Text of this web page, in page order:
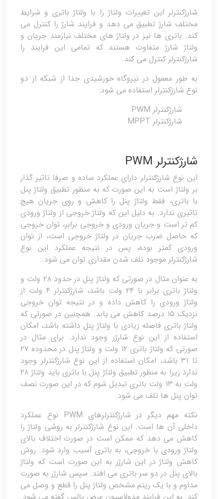
شارژکنترلر این تغییرات ولتاژ را با ولتاژ باتری و شرایط
مختلف شارژ تطبیق می دهد و فرایند شارژ را کنترل می
کند. باتری ها نیز در ولتاژ های مختلف نیازمند جریان و
ولتاژ شارژ متفاوت هستند که تمامی این فرایند را
شارژکنترلر کنترل می کند.
به طور معمول در نیروگاه خورشیدی جدا از شبکه از دو
نوع شارژکنترلر استفاده می شود:
شارژکنترلر PWM
شارژکنترلر MPPT
شارژکنترلر PWM
این نوع شارژکنترلر دارای عملکرد ساده و صرفا تاثیر گذار
بر ولتاژ است به این صورت که به منظور تطبیق ولتاژ پنل
با باتری، فقط ولتاژ پنل را کاهش و روی جریان هیچ
تاثیری ندارد. به دلیل این که ولتاژ خروجی از ولتاژ ورودی
کم تر است و جریان ورودی و خروجی برابر، توان خروجی
که حاصل ضرب جریان در ولتاژ خروجی است، از توان
ورودی کمتر بوده، پس در نتیجه عملکرد این نوع
شارژکنترلر موجود تلف شدن مقداری توان می شود.
به عنوان مثال در صورتی که ولتاژ پنل در حدود ۲۸ ولت و
ولتاژ باتری برابر با ۲۴ ولت باشد، شارژکنترلر ۴ ولت از
ولتاژ ورودی را کاهش داده و در نتیجه توان خروجی
نزدیک ۱۵ درصد کاهش می یابد. همچنین در صورتی که
ولتاژ باتری فاصله زیادی با ولتاژ پنل داشته باشد، امکان
استفاده از این نوع شارژر وجود ندارد. برای مثال در
صورتی که ولتاژ باتری ۱۲ ولت و ولتاژ پنل در محدوده ۲۷
تا ۳۱ باشد، امکان استفاده از این نوع شارژکنترلر وجود
ندارد زیرا به منظور تطبیق ولتاژ پنل با باتری باید ولتاژ ۲۸
ولت به ۱۳ ولت باتری تبدیل شوم که در این صورت نصف
توان پنل ها تلف می شود.
نکته مهم دیگر در شارژکنترلرهای PWM نوع عملکرد
داخلی آن ها است. این نوع شارژکنترلر به روشی ولتاژ را
کاهش می دهد که ممکن است در صورت اختلاف بالای
ولتاژ ورودی با خروجی، به باتری آسیب وارد شود. روش
کاهش ولتاژ در این شارژر به این صورت است که ولتاژ
بالای پنل در دو سر باتری می افتد. سپس شارژر به صورت
مداوم و با یک ریتم مشخص ولتاژ پنل را قطع و وصل می